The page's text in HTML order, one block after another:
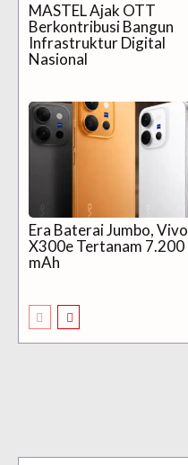
MASTEL Ajak OTT
Berkontribusi Bangun
Infrastruktur Digital
Nasional
Era Baterai Jumbo, Vivo
X300e Tertanam 7.200
mAh